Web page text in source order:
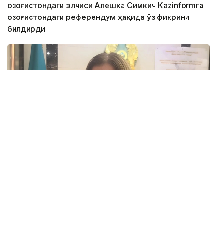
Қозоғистондаги элчиси Алешка Симкич Кazinformга
Қозоғистондаги референдум ҳақида ўз фикрини
билдирди.